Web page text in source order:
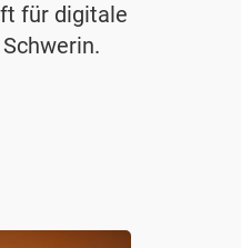
für digitale